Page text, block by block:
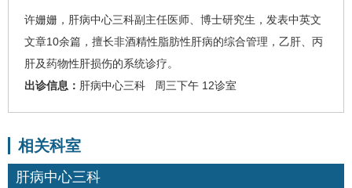
许姗姗 ， 肝病中心三科副主任医师、博士研究生，发表中英文
文章10余篇，擅长非酒精性脂肪性肝病的综合管理，乙肝、丙
肝及药物性肝损伤的系统诊疗。
出诊信息： 肝病中心三科 周三下午 12诊室
相关科室
肝病中心三科